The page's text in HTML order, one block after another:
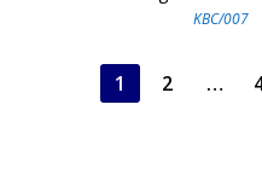
KBC/007
Paginasi
1 2 …